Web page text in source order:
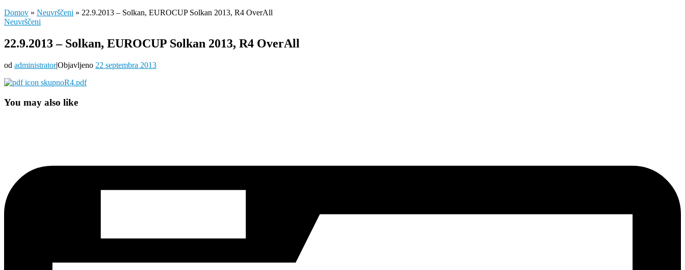
Domov » Neuvrščeni » 22.9.2013 – Solkan, EUROCUP Solkan 2013, R4 OverAll
Neuvrščeni
22.9.2013 – Solkan, EUROCUP Solkan 2013, R4 OverAll
od administrator|Objavljeno 22 septembra 2013
skupnoR4.pdf
You may also like